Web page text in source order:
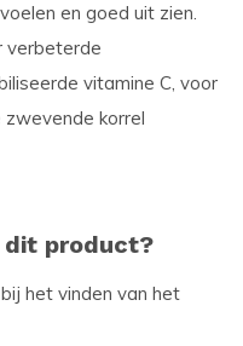
en goed uit zien.
verbeterde
vitamine C, voor
korrel
dit product?
het vinden van het